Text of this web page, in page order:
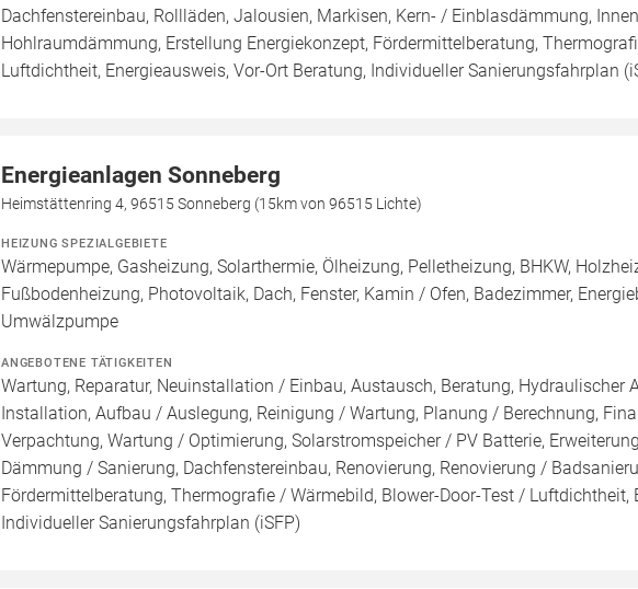
Dachfenstereinbau, Rollläden, Jalousien, Markisen, Kern- / Einblasdämmung,
Hohlraumdämmung, Erstellung Energiekonzept, Fördermittelberatung,
Luftdichtheit, Energieausweis, Vor-Ort Beratung, Individueller Sanierungsfahrplan
Energieanlagen Sonneberg
Heimstättenring 4, 96515 Sonneberg (15km von 96515 Lichte)
HEIZUNG SPEZIALGEBIETE
Wärmepumpe, Gasheizung, Solarthermie, Ölheizung, Pelletheizung, BHKW,
Fußbodenheizung, Photovoltaik, Dach, Fenster, Kamin / Ofen, Badezimmer,
Umwälzpumpe
ANGEBOTENE TÄTIGKEITEN
Wartung, Reparatur, Neuinstallation / Einbau, Austausch, Beratung, Hydraulischer
Installation, Aufbau / Auslegung, Reinigung / Wartung, Planung / Berechnung,
Verpachtung, Wartung / Optimierung, Solarstromspeicher / PV Batterie,
Dämmung / Sanierung, Dachfenstereinbau, Renovierung, Renovierung /
Fördermittelberatung, Thermografie / Wärmebild, Blower-Door-Test / Luftdichtheit,
Individueller Sanierungsfahrplan (iSFP)